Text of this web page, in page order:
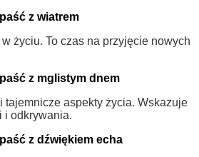
z wiatrem
życiu. To czas na przyjęcie nowych
z mglistym dnem
tajemnicze aspekty życia. Wskazuje
i odkrywania.
z dźwiękiem echa